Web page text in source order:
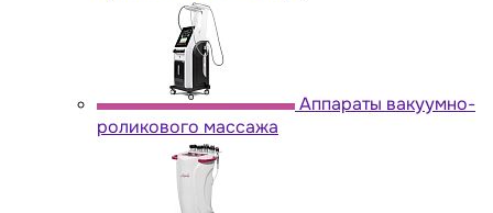
Аппараты вакуумно-
роликового массажа